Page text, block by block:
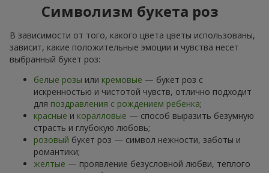
Символизм букета роз
В зависимости от того, какого цвета цветы использованы,
зависит, какие положительные эмоции и чувства несет
выбранный букет роз:
белые розы или кремовые — букет роз с
искренностью и чистотой чувств, отлично подходит
для поздравления с рождением ребенка;
красные и коралловые — способ выразить безумную
страсть и глубокую любовь;
розовый букет роз — символ нежности, заботы и
романтики;
желтые — проявление безусловной любви, теплого